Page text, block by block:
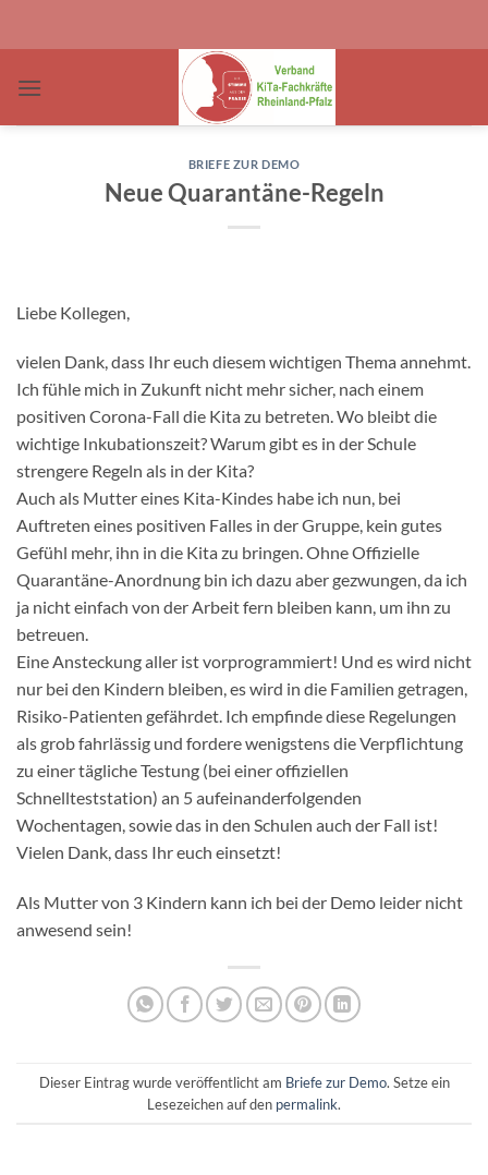
BRIEFE ZUR DEMO
Neue Quarantäne-Regeln
Liebe Kollegen,
vielen Dank, dass Ihr euch diesem wichtigen Thema annehmt.
Ich fühle mich in Zukunft nicht mehr sicher, nach einem
positiven Corona-Fall die Kita zu betreten. Wo bleibt die
wichtige Inkubationszeit? Warum gibt es in der Schule
strengere Regeln als in der Kita?
Auch als Mutter eines Kita-Kindes habe ich nun, bei
Auftreten eines positiven Falles in der Gruppe, kein gutes
Gefühl mehr, ihn in die Kita zu bringen. Ohne Offizielle
Quarantäne-Anordnung bin ich dazu aber gezwungen, da ich
ja nicht einfach von der Arbeit fern bleiben kann, um ihn zu
betreuen.
Eine Ansteckung aller ist vorprogrammiert! Und es wird nicht
nur bei den Kindern bleiben, es wird in die Familien getragen,
Risiko-Patienten gefährdet. Ich empfinde diese Regelungen
als grob fahrlässig und fordere wenigstens die Verpflichtung
zu einer tägliche Testung (bei einer offiziellen
Schnellteststation) an 5 aufeinanderfolgenden
Wochentagen, sowie das in den Schulen auch der Fall ist!
Vielen Dank, dass Ihr euch einsetzt!
Als Mutter von 3 Kindern kann ich bei der Demo leider nicht
anwesend sein!
Dieser Eintrag wurde veröffentlicht am Briefe zur Demo. Setze ein
Lesezeichen auf den permalink.